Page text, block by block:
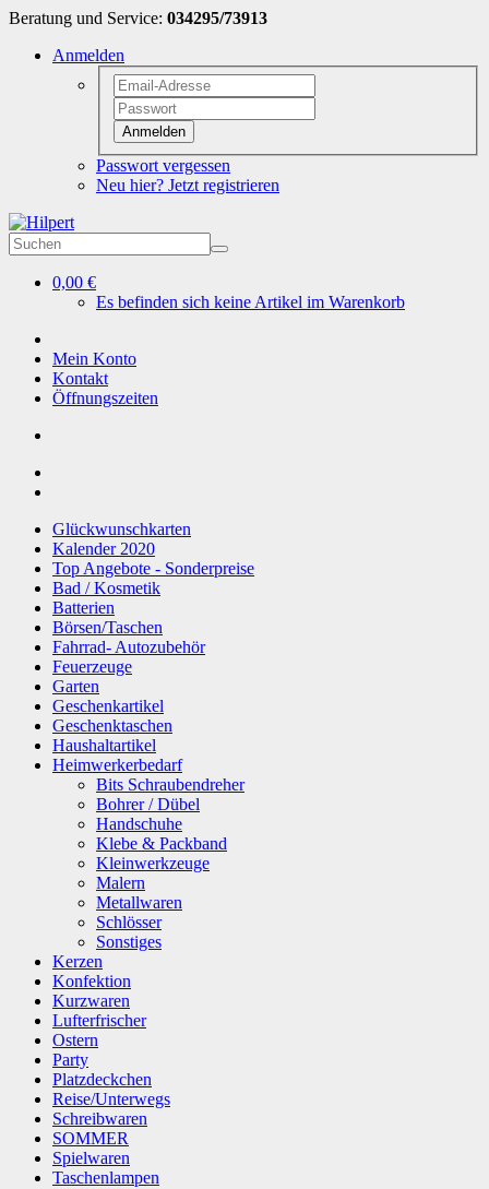
Beratung und Service: 034295/73913
Anmelden
Anmelden
Passwort vergessen
Neu hier? Jetzt registrieren
0,00 €
Es befinden sich keine Artikel im Warenkorb
Mein Konto
Kontakt
Öffnungszeiten
Glückwunschkarten
Kalender 2020
Top Angebote - Sonderpreise
Bad / Kosmetik
Batterien
Börsen/Taschen
Fahrrad- Autozubehör
Feuerzeuge
Garten
Geschenkartikel
Geschenktaschen
Haushaltartikel
Heimwerkerbedarf
Bits Schraubendreher
Bohrer / Dübel
Handschuhe
Klebe & Packband
Kleinwerkzeuge
Malern
Metallwaren
Schlösser
Sonstiges
Kerzen
Konfektion
Kurzwaren
Lufterfrischer
Ostern
Party
Platzdeckchen
Reise/Unterwegs
Schreibwaren
SOMMER
Spielwaren
Taschenlampen